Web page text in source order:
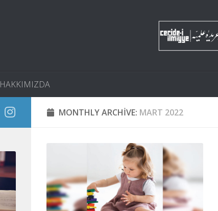
HAKKIMIZDA
MONTHLY ARCHIVE: MART 2022